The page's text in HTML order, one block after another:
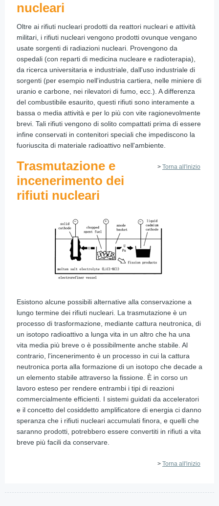
nucleari
Oltre ai rifiuti nucleari prodotti da reattori nucleari e attività
militari, i rifiuti nucleari vengono prodotti ovunque vengano
usate sorgenti di radiazioni nucleari. Provengono da
ospedali (con reparti di medicina nucleare e radioterapia),
da ricerca universitaria e industriale, dall'uso industriale di
sorgenti (per esempio nell'industria cartiera, nelle miniere di
uranio e carbone, nei rilevatori di fumo, ecc.). A differenza
del combustibile esaurito, questi rifiuti sono interamente a
bassa o media attività e per lo più con vite ragionevolmente
brevi. Tali rifiuti vengono di solito compattati prima di essere
infine conservati in contenitori speciali che impediscono la
fuoriuscita di materiale radioattivo nell'ambiente.
> Torna all'inizio
Trasmutazione e
incenerimento dei
rifiuti nucleari
Esistono alcune possibili alternative alla conservazione a
lungo termine dei rifiuti nucleari. La trasmutazione è un
processo di trasformazione, mediante cattura neutronica, di
un isotopo radioattivo a lunga vita in un altro che ha una
vita media più breve o è possibilmente anche stabile. Al
contrario, l'incenerimento è un processo in cui la cattura
neutronica porta alla formazione di un isotopo che decade a
un elemento stabile attraverso la fissione. È in corso un
lavoro esteso per rendere entrambi i tipi di reazioni
commercialmente efficienti. I sistemi guidati da acceleratori
e il concetto del cosiddetto amplificatore di energia ci danno
speranza che i rifiuti nucleari accumulati finora, e quelli che
saranno prodotti, potrebbero essere convertiti in rifiuti a vita
breve più facili da conservare.
> Torna all'inizio